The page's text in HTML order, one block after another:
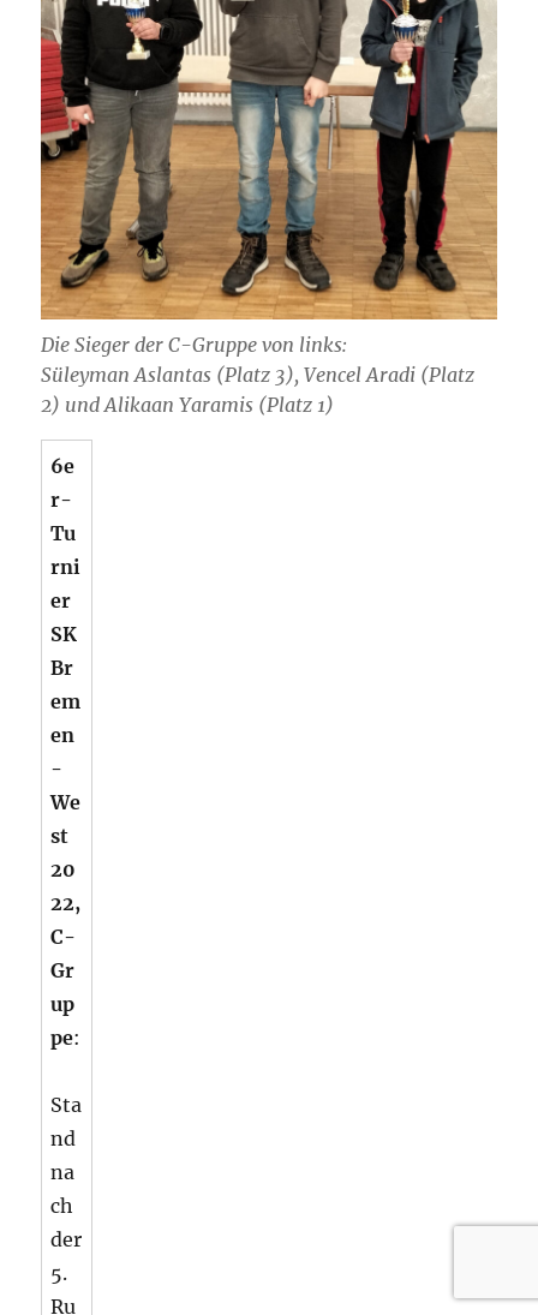
Die Sieger der C-Gruppe von links:
Süleyman Aslantas (Platz 3), Vencel Aradi (Platz
2) und Alikaan Yaramis (Platz 1)
6e
r-
Tu
rni
er
SK
Br
em
en
-
We
st
20
22,
C-
Gr
up
pe:
Sta
nd
na
ch
der
5.
Ru